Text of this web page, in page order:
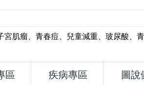
宮肌瘤、 青春痘、 兒童減重、 玻尿酸、
區 疾病專區 圖說